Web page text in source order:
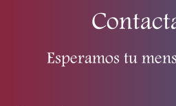
Esperamos tu